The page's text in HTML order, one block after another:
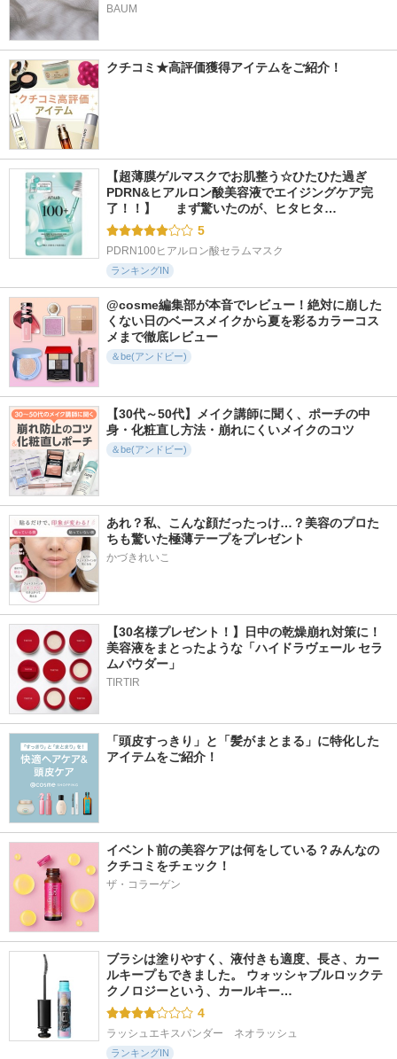
BAUM
クチコミ★高評価獲得アイテムをご紹介！
【超薄膜ゲルマスクでお肌整う☆ひたひた過ぎ
PDRN&ヒアルロン酸美容液でエイジングケア完
了！！】  　まず驚いたのが、ヒタヒタ…
5
PDRN100ヒアルロン酸セラムマスク
ランキングIN
@cosme編集部が本音でレビュー！絶対に崩した
くない日のベースメイクから夏を彩るカラーコス
メまで徹底レビュー
＆be(アンドビー)
【30代～50代】メイク講師に聞く、ポーチの中
身・化粧直し方法・崩れにくいメイクのコツ
＆be(アンドビー)
あれ？私、こんな顔だったっけ…？美容のプロた
ちも驚いた極薄テープをプレゼント
かづきれいこ
【30名様プレゼント！】日中の乾燥崩れ対策に！
美容液をまとったような「ハイドラヴェール セラ
ムパウダー」
TIRTIR
「頭皮すっきり」と「髪がまとまる」に特化した
アイテムをご紹介！
イベント前の美容ケアは何をしている？みんなの
クチコミをチェック！
ザ・コラーゲン
ブラシは塗りやすく、液付きも適度、長さ、カー
ルキープもできました。 ウォッシャブルロックテ
クノロジーという、カールキー…
4
ラッシュエキスパンダー　ネオラッシュ
ランキングIN